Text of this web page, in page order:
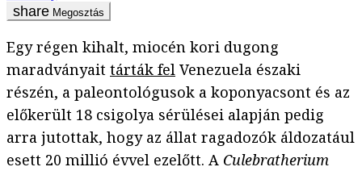
Megosztás
Egy régen kihalt, miocén kori dugong
maradványait tárták fel Venezuela északi
részén, a paleontológusok a koponyacsont és az
előkerült 18 csigolya sérülései alapján pedig
arra jutottak, hogy az állat ragadozók áldozatául
esett 20 millió évvel ezelőtt. A Culebratherium